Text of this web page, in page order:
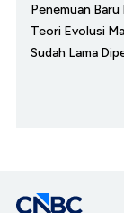
Penemuan Baru
Teori Evolusi
Sudah Lama